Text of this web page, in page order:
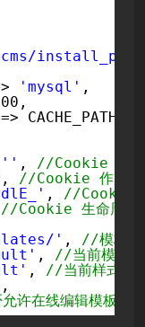
'mysql' ,
=> CACHE_PATH.
'' , //Cookie 作
, //Cookie 作用路
, //Cookie
//Cookie 生命周期
' , //模板保
, //当前模板方
, //当前样式目
许在线编辑模板